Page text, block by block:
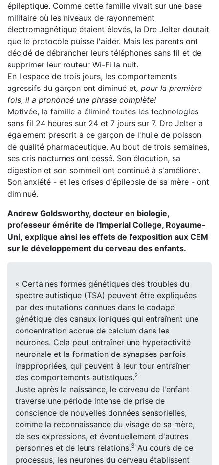
épileptique. Comme cette famille vivait sur une base
militaire où les niveaux de rayonnement
électromagnétique étaient élevés, la Dre Jelter doutait
que le protocole puisse l'aider. Mais les parents ont
décidé de débrancher leurs téléphones sans fil et de
supprimer leur routeur Wi-Fi la nuit.
En l'espace de trois jours, les comportements
agressifs du garçon ont diminué et, pour la première
fois, il a prononcé une phrase complète!
Motivée, la famille a éliminé toutes les technologies
sans fil 24 heures sur 24 et 7 jours sur 7. Dre Jelter a
également prescrit à ce garçon de l'huile de poisson
de qualité pharmaceutique. Au bout de trois semaines,
ses cris nocturnes ont cessé. Son élocution, sa
digestion et son sommeil ont continué à s'améliorer.
Son anxiété - et les crises d'épilepsie de sa mère - ont
diminué.
Andrew Goldsworthy, docteur en biologie,
professeur émérite de l'Imperial College, Royaume-
Uni, explique ainsi les effets de l'exposition aux CEM
sur le développement du cerveau des enfants.
« Certaines formes génétiques des troubles du
spectre autistique (TSA) peuvent être expliquées
par des mutations connues dans le codage
génétique des canaux ioniques qui entraînent une
concentration accrue de calcium dans les
neurones. Cela peut entraîner une hyperactivité
neuronale et la formation de synapses parfois
inappropriées, qui peuvent à leur tour entraîner
des comportements autistiques.2
Juste après la naissance, le cerveau de l'enfant
traverse une période intense de prise de
conscience de nouvelles données sensorielles,
comme la reconnaissance du visage de sa mère,
de ses expressions, et éventuellement d'autres
personnes et de leurs relations.3 Au cours de ce
processus, les neurones du cerveau établissent